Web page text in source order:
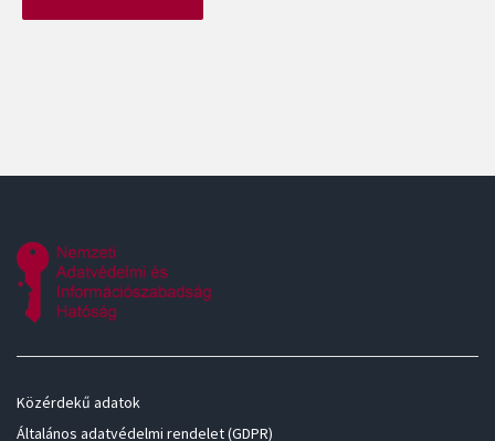
Közérdekű adatok
Általános adatvédelmi rendelet (GDPR)